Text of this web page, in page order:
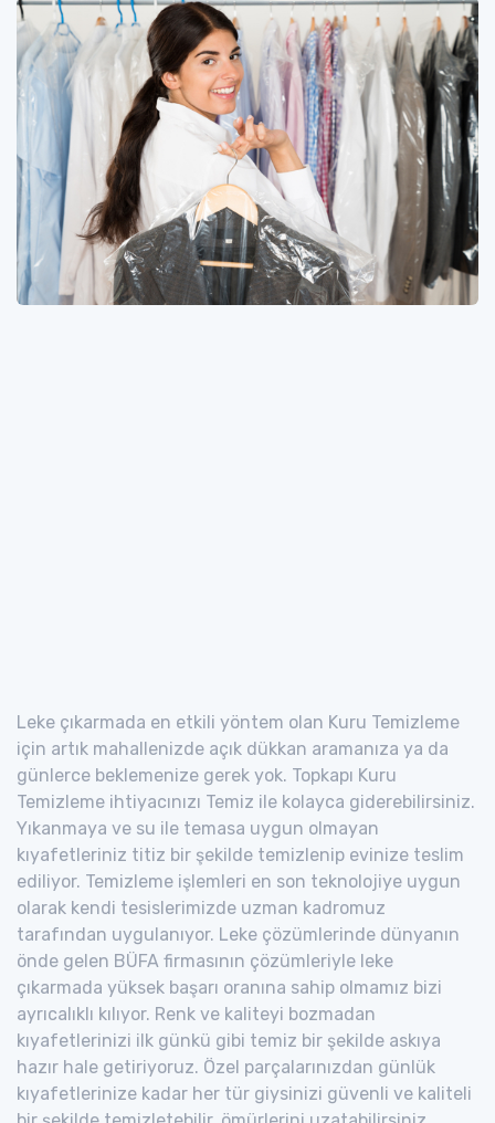
Leke çıkarmada en etkili yöntem olan Kuru Temizleme
için artık mahallenizde açık dükkan aramanıza ya da
günlerce beklemenize gerek yok. Topkapı Kuru
Temizleme ihtiyacınızı Temiz ile kolayca giderebilirsiniz.
Yıkanmaya ve su ile temasa uygun olmayan
kıyafetleriniz titiz bir şekilde temizlenip evinize teslim
ediliyor. Temizleme işlemleri en son teknolojiye uygun
olarak kendi tesislerimizde uzman kadromuz
tarafından uygulanıyor. Leke çözümlerinde dünyanın
önde gelen BÜFA firmasının çözümleriyle leke
çıkarmada yüksek başarı oranına sahip olmamız bizi
ayrıcalıklı kılıyor. Renk ve kaliteyi bozmadan
kıyafetlerinizi ilk günkü gibi temiz bir şekilde askıya
hazır hale getiriyoruz. Özel parçalarınızdan günlük
kıyafetlerinize kadar her tür giysinizi güvenli ve kaliteli